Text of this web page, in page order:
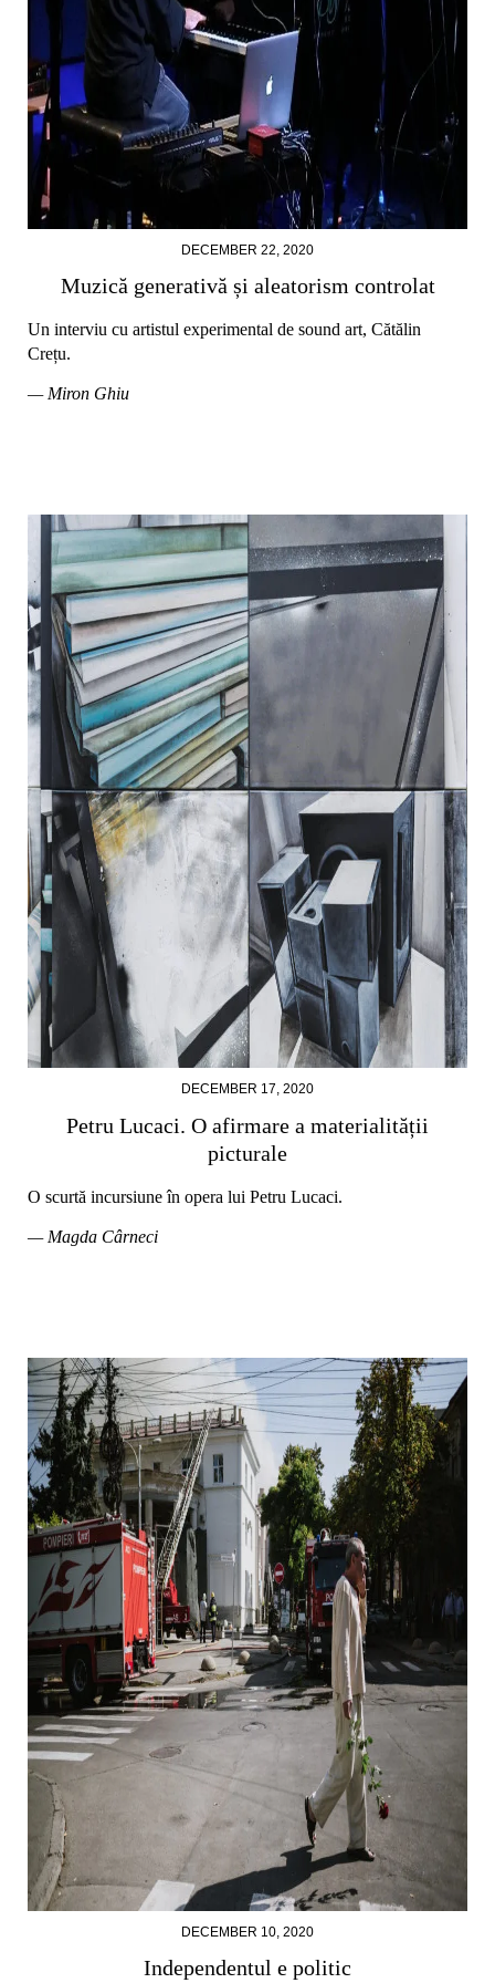
DECEMBER 22, 2020
Muzică generativă și aleatorism controlat
Un interviu cu artistul experimental de sound art, Cătălin
Crețu.
— Miron Ghiu
DECEMBER 17, 2020
Petru Lucaci. O afirmare a materialității
picturale
O scurtă incursiune în opera lui Petru Lucaci.
— Magda Cârneci
DECEMBER 10, 2020
Independentul e politic